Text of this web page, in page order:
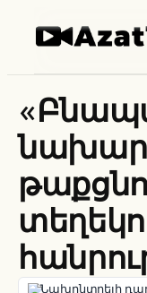
Նախընտրելի